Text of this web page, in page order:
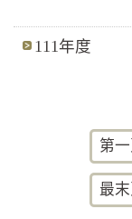
111年度
第
最